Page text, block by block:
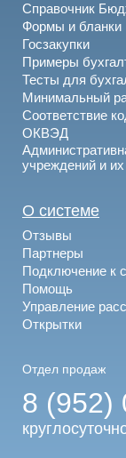
Справочник
Формы и бланки
Госзакупки
Примеры
Тесты для
Минимальный
Соответствие
ОКВЭД
учреждений и
О системе
Отзывы
Партнеры
Подключение к
Помощь
Управление
Открытки
Отдел продаж
8 (952)